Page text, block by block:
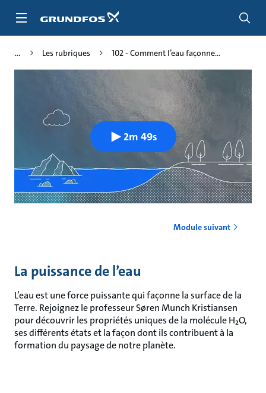
Les rubriques 102 - Comment l’eau façonne...
2m 49s
Module suivant
La puissance de l’eau
L’eau est une force puissante qui façonne la surface de la
Terre. Rejoignez le professeur Søren Munch Kristiansen
pour découvrir les propriétés uniques de la molécule H₂O,
ses différents états et la façon dont ils contribuent à la
formation du paysage de notre planète.